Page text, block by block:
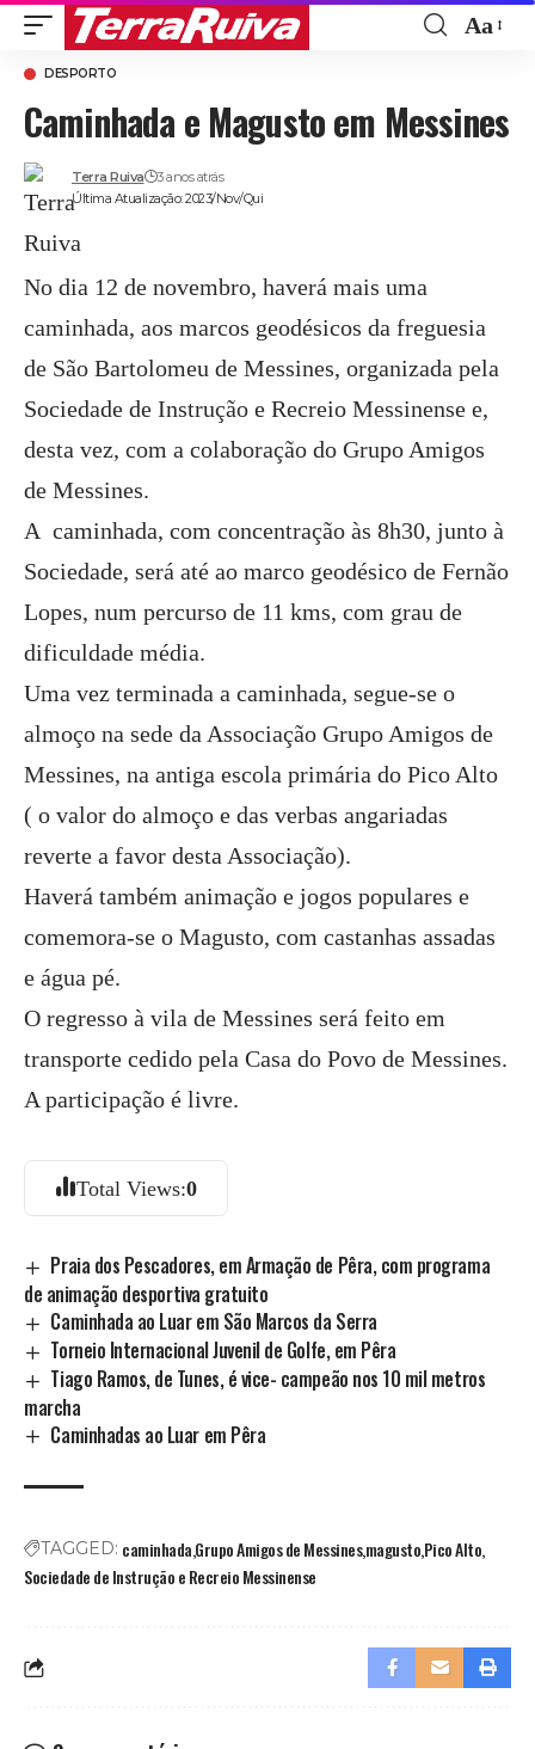
Aa
DESPORTO
Caminhada e Magusto em Messines
Última Atualização: 2023/Nov/Qui
Terra Ruiva 3 anos atrás
No dia 12 de novembro, haverá mais uma
caminhada, aos marcos geodésicos da freguesia
de São Bartolomeu de Messines, organizada pela
Sociedade de Instrução e Recreio Messinense e,
desta vez, com a colaboração do Grupo Amigos
de Messines.
A caminhada, com concentração às 8h30, junto à
Sociedade, será até ao marco geodésico de Fernão
Lopes, num percurso de 11 kms, com grau de
dificuldade média.
Uma vez terminada a caminhada, segue-se o
almoço na sede da Associação Grupo Amigos de
Messines, na antiga escola primária do Pico Alto
( o valor do almoço e das verbas angariadas
reverte a favor desta Associação).
Haverá também animação e jogos populares e
comemora-se o Magusto, com castanhas assadas
e água pé.
O regresso à vila de Messines será feito em
transporte cedido pela Casa do Povo de Messines.
A participação é livre.
Total Views:0
Praia dos Pescadores, em Armação de Pêra, com programa
de animação desportiva gratuito
Caminhada ao Luar em São Marcos da Serra
Torneio Internacional Juvenil de Golfe, em Pêra
Tiago Ramos, de Tunes, é vice- campeão nos 10 mil metros
marcha
Caminhadas ao Luar em Pêra
TAGGED: caminhadaGrupo Amigos de MessinesmagustoPico Alto
Sociedade de Instrução e Recreio Messinense